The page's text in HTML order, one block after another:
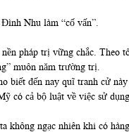
Nhu làm “cố vấn”.
pháp trị vững chắc. Theo
muôn năm trường trị.
biết đến nay quĩ tranh cử
có cả bộ luật về việc sử
không ngạc nhiên khi có